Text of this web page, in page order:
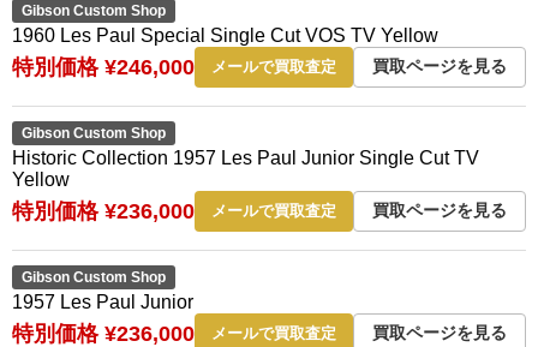
Gibson Custom Shop
1960 Les Paul Special Single Cut VOS TV Yellow
特別価格 ¥246,000 メールで買取査定 買取ページを見る
Gibson Custom Shop
Historic Collection 1957 Les Paul Junior Single Cut TV
Yellow
特別価格 ¥236,000 メールで買取査定 買取ページを見る
Gibson Custom Shop
1957 Les Paul Junior
特別価格 ¥236,000 メールで買取査定 買取ページを見る